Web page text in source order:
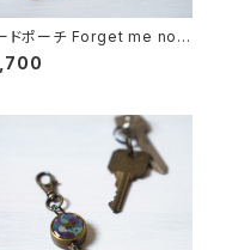
ドポーチ Forget me nots
ーゲット・ミー・ノッツ）ピン
バティラミネート生地